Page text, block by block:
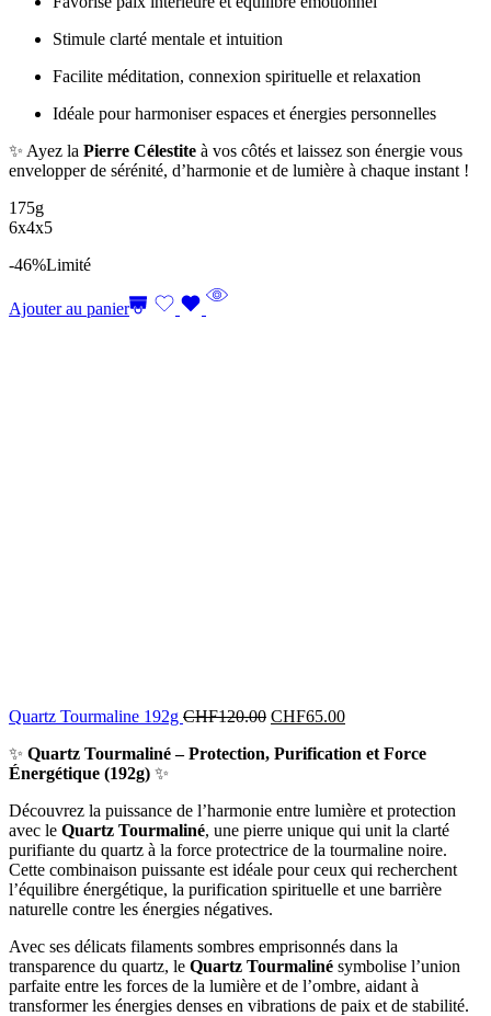
Stimule clarté mentale et intuition
Facilite méditation, connexion spirituelle et relaxation
Idéale pour harmoniser espaces et énergies personnelles
✨ Ayez la Pierre Célestite à vos côtés et laissez son énergie vous
envelopper de sérénité, d’harmonie et de lumière à chaque instant !
175g
6x4x5
-46%Limité
Ajouter au panier
Quartz Tourmaline 192g CHF120.00 CHF65.00
✨ Quartz Tourmaliné – Protection, Purification et Force
Énergétique (192g) ✨
Découvrez la puissance de l’harmonie entre lumière et protection
avec le Quartz Tourmaliné, une pierre unique qui unit la clarté
purifiante du quartz à la force protectrice de la tourmaline noire.
Cette combinaison puissante est idéale pour ceux qui recherchent
l’équilibre énergétique, la purification spirituelle et une barrière
naturelle contre les énergies négatives.
Avec ses délicats filaments sombres emprisonnés dans la
transparence du quartz, le Quartz Tourmaliné symbolise l’union
parfaite entre les forces de la lumière et de l’ombre, aidant à
transformer les énergies denses en vibrations de paix et de stabilité.